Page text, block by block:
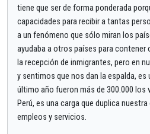
tiene que ser de forma ponderada
capacidades para recibir a tantas
a un fenómeno que sólo miran los
ayudaba a otros países para contener
la recepción de inmigrantes, pero en
y sentimos que nos dan la espalda, es
último año fueron más de 300.000 los
Perú, es una carga que duplica
empleos y servicios.